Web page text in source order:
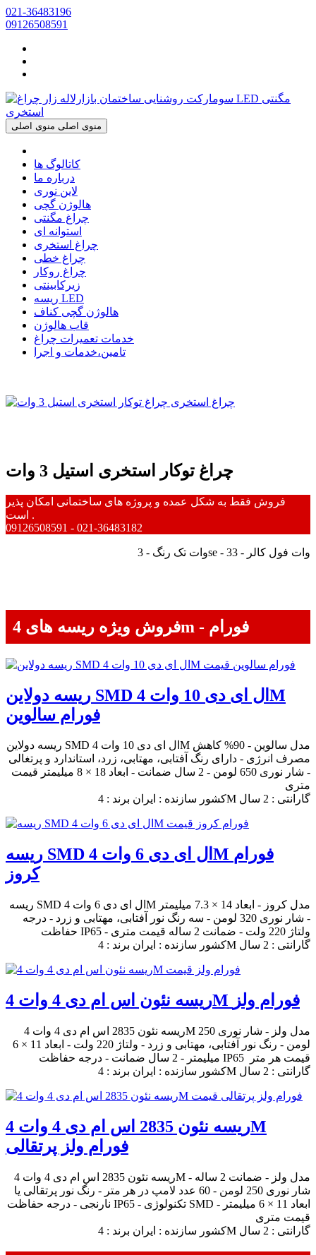
021-36483196
09126508591
منوی اصلی منوی اصلی
کاتالوگ ها
درباره ما
لاین نوری
هالوژن گچی
چراغ مگنتی
استوانه ای
چراغ استخری
چراغ خطی
چراغ روکار
زیرکابینتی
ریسه LED
هالوژن گچی کناف
قاب هالوژن
خدمات تعمیرات چراغ
تامین،خدمات و اجرا
چراغ توکار استخری استیل 3 وات
فروش فقط به شکل عمده و پروژه های ساختمانی امکان پذیر
است .
09126508591 - 021-36483182
وات تک رنگ - 3se - 3وات فول کالر - 3
فروش ویژه ریسه های 4m - فورام
ریسه دولاین SMD ال ای دی 10 وات 4M
فورام سالوین
ریسه دولاین SMD ال ای دی 10 وات 4M مدل سالوین - 90% کاهش
مصرف انرژی - دارای رنگ آفتابی، مهتابی، زرد، استاندارد و پرتغالی
- شار نوری 650 لومن - 2 سال ضمانت - ابعاد 18 × 8 میلیمتر قیمت
متری
کشور سازنده : ایران برند : 4M گارانتی : 2 سال
ریسه SMD ال ای دی 6 وات 4M فورام
کروز
ریسه SMD ال ای دی 6 وات 4M مدل کروز - ابعاد 14 × 7.3 میلیمتر
- شار نوری 320 لومن - سه رنگ نور آفتابی، مهتابی و زرد - درجه
حفاظت IP65 - ولتاژ 220 ولت - ضمانت 2 ساله قیمت متری
کشور سازنده : ایران برند : 4M گارانتی : 2 سال
ریسه نئون اس ام دی 4 وات 4M فورام ولز
ریسه نئون 2835 اس ام دی 4 وات 4M مدل ولز - شار نوری 250
لومن - رنگ نور آفتابی، مهتابی و زرد - ولتاژ 220 ولت - ابعاد 11 × 6
میلیمتر - 2 سال ضمانت - درجه حفاظت IP65 قیمت هر متر
کشور سازنده : ایران برند : 4M گارانتی : 2 سال
ریسه نئون 2835 اس ام دی 4 وات 4M
فورام ولز پرتقالی
ریسه نئون 2835 اس ام دی 4 وات 4M مدل ولز - ضمانت 2 ساله -
شار نوری 250 لومن - 60 عدد لامپ در هر متر - رنگ نور پرتقالی یا
نارنجی - درجه حفاظت IP65 - تکنولوژی SMD - ابعاد 11 × 6 میلیمتر
قیمت متری
کشور سازنده : ایران برند : 4M گارانتی : 2 سال